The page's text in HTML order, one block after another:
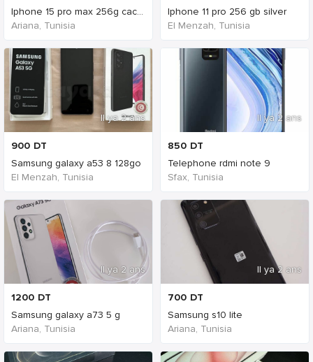
Iphone 15 pro max 256g cacheté
Ariana, Tunisia
Il ya 2 ans
900 DT
Samsung galaxy a53 8 128go
El Menzah, Tunisia
Il ya 2 ans
1200 DT
Samsung galaxy a73 5 g
Ariana, Tunisia
Iphone 11 pro 256 gb silver
El Menzah, Tunisia
Il ya 2 ans
850 DT
Telephone rdmi note 9
Sfax, Tunisia
Il ya 2 ans
700 DT
Samsung s10 lite
Ariana, Tunisia